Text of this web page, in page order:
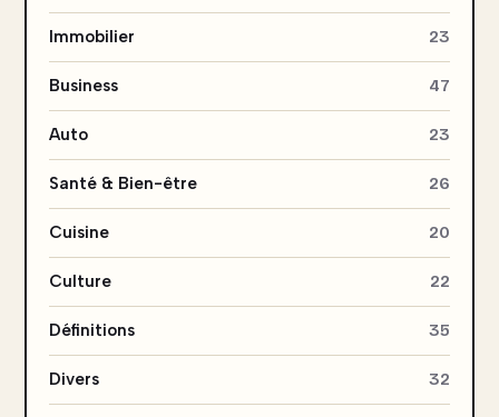
Immobilier 23
Business 47
Auto 23
Santé & Bien-être 26
Cuisine 20
Culture 22
Définitions 35
Divers 32